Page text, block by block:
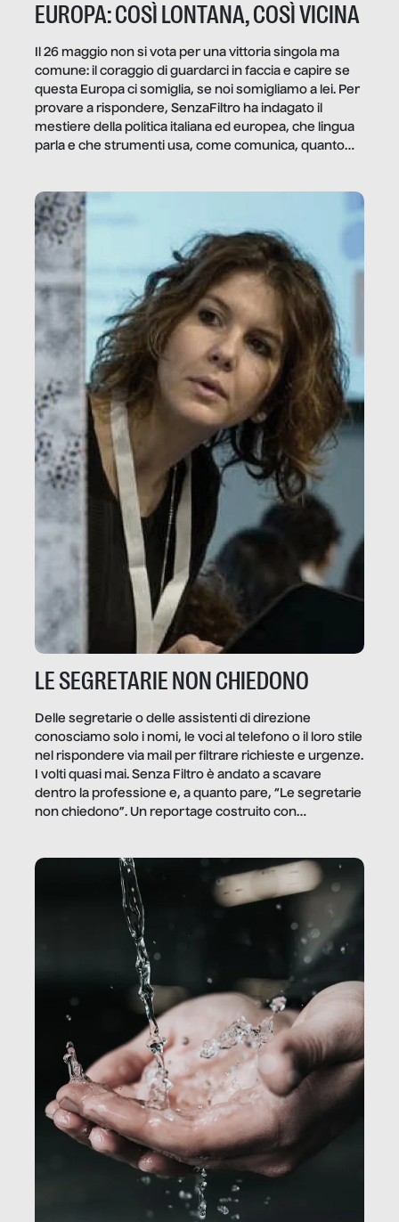
EUROPA: COSÌ LONTANA, COSÌ VICINA
Il 26 maggio non si vota per una vittoria singola ma
comune: il coraggio di guardarci in faccia e capire se
questa Europa ci somiglia, se noi somigliamo a lei. Per
provare a rispondere, SenzaFiltro ha indagato il
mestiere della politica italiana ed europea, che lingua
parla e che strumenti usa, come comunica, quanto
LE SEGRETARIE NON CHIEDONO
Delle segretarie o delle assistenti di direzione
conosciamo solo i nomi, le voci al telefono o il loro stile
nel rispondere via mail per filtrare richieste e urgenze.
I volti quasi mai. Senza Filtro è andato a scavare
dentro la professione e, a quanto pare, “Le segretarie
non chiedono”. Un reportage costruito con